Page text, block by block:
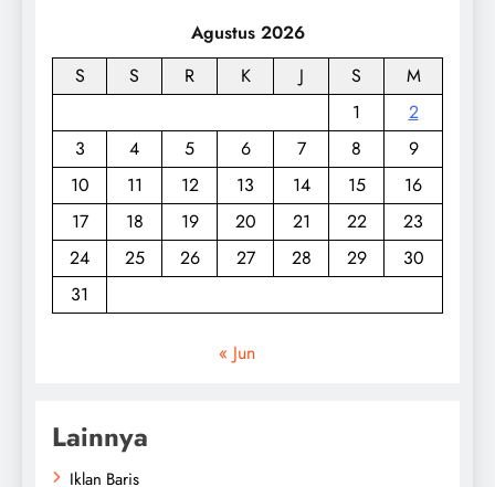
Agustus 2026
S
S R K J S
M
1
2
3
4 5 6 7 8
9
10
11 12 13 14 15
16
17
18 19 20 21 22
23
24
25 26 27 28 29
30
31
« Jun
Lainnya
Iklan Baris